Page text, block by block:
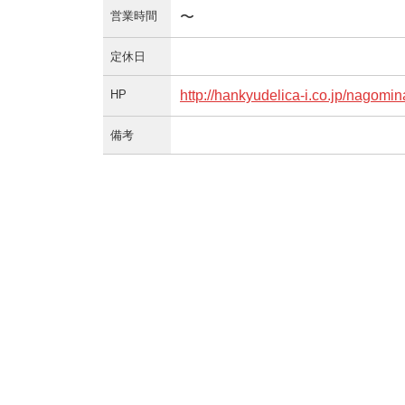
営業時間 〜
定休日
HP http://hankyudelica-i.co.jp/
備考